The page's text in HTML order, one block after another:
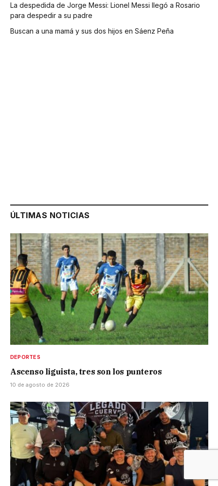
La despedida de Jorge Messi: Lionel Messi llegó a Rosario
para despedir a su padre
Buscan a una mamá y sus dos hijos en Sáenz Peña
ÚLTIMAS NOTICIAS
DEPORTES
Ascenso liguista, tres son los punteros
10 de agosto de 2026